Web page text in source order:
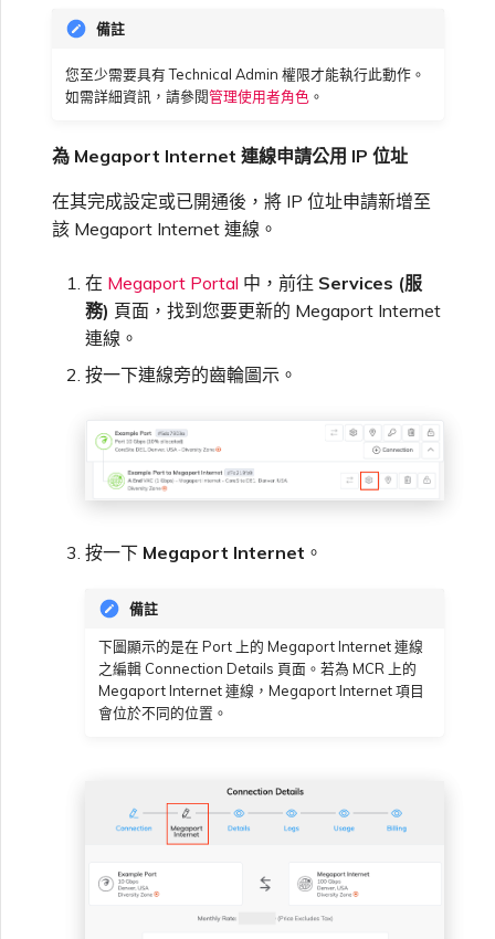
備註
您至少需要具有 Technical Admin 權限才能執行此動作。
如需詳細資訊，請參閱管理使用者角色 。
為 Megaport Internet 連線申請公用 IP 位址
在其完成設定或已開通後，將 IP 位址申請新增至
該 Megaport Internet 連線。
在 Megaport Portal 中，前往 Services (服
務) 頁面，找到您要更新的 Megaport Internet
連線。
按一下連線旁的齒輪圖示。
按一下 Megaport Internet 。
備註
下圖顯示的是在 Port 上的 Megaport Internet 連線
之編輯 Connection Details 頁面。若為 MCR 上的
Megaport Internet 連線，Megaport Internet 項目
會位於不同的位置。